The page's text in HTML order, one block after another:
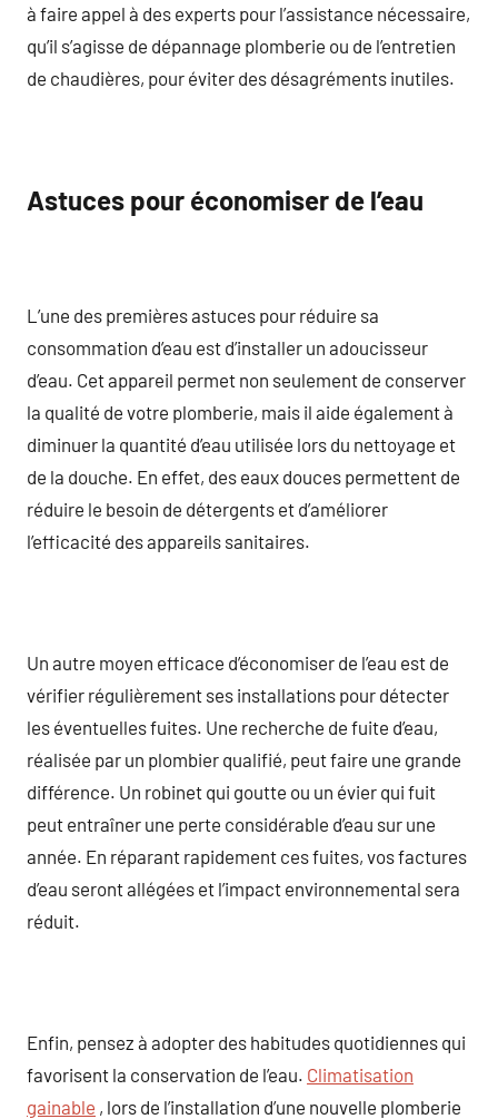
à faire appel à des experts pour l’assistance nécessaire,
qu’il s’agisse de dépannage plomberie ou de l’entretien
de chaudières, pour éviter des désagréments inutiles.
Astuces pour économiser de l’eau
L’une des premières astuces pour réduire sa
consommation d’eau est d’installer un adoucisseur
d’eau. Cet appareil permet non seulement de conserver
la qualité de votre plomberie, mais il aide également à
diminuer la quantité d’eau utilisée lors du nettoyage et
de la douche. En effet, des eaux douces permettent de
réduire le besoin de détergents et d’améliorer
l’efficacité des appareils sanitaires.
Un autre moyen efficace d’économiser de l’eau est de
vérifier régulièrement ses installations pour détecter
les éventuelles fuites. Une recherche de fuite d’eau,
réalisée par un plombier qualifié, peut faire une grande
différence. Un robinet qui goutte ou un évier qui fuit
peut entraîner une perte considérable d’eau sur une
année. En réparant rapidement ces fuites, vos factures
d’eau seront allégées et l’impact environnemental sera
réduit.
Enfin, pensez à adopter des habitudes quotidiennes qui
favorisent la conservation de l’eau. Climatisation
gainable , lors de l’installation d’une nouvelle plomberie